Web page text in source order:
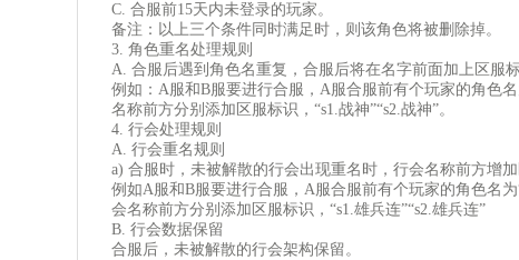
C. 合服前15天内未登录的玩家。
备注：以上三个条件同时满足时，则该角色将被删除掉。
3. 角色重名处理规则
A. 合服后遇到角色名重复，合服后将在名字前面加上区服标
例如：A服和B服要进行合服，A服合服前有个玩家的角色
名称前方分别添加区服标识，“s1.战神”“s2.战神”。
4. 行会处理规则
A. 行会重名规则
a) 合服时，未被解散的行会出现重名时，行会名称前方增加
例如A服和B服要进行合服，A服合服前有个玩家的角色名
会名称前方分别添加区服标识，“s1.雄兵连”“s2.雄兵连”
B. 行会数据保留
合服后，未被解散的行会架构保留。